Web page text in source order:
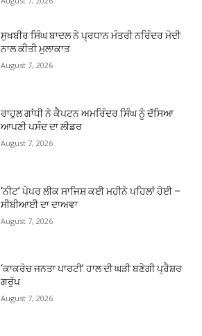
ਸੁਖਬੀਰ ਸਿੰਘ ਬਾਦਲ ਨੇ ਪ੍ਰਧਾਨ ਮੰਤਰੀ ਨਰਿੰਦਰ ਮੋਦੀ
ਨਾਲ ਕੀਤੀ ਮੁਲਾਕਾਤ
August 7, 2026
ਰਾਹੁਲ ਗਾਂਧੀ ਨੇ ਕੈਪਟਨ ਅਮਰਿੰਦਰ ਸਿੰਘ ਨੂੰ ਦੱਸਿਆ
ਆਪਣੀ ਪਸੰਦ ਦਾ ਲੀਡਰ
August 7, 2026
‘ਨੀਟ’ ਪੇਪਰ ਲੀਕ ਸਾਜਿਸ਼ ਕਈ ਮਹੀਨੇ ਪਹਿਲਾਂ ਹੋਈ –
ਸੀਬੀਆਈ ਦਾ ਦਾਅਵਾ
August 7, 2026
‘ਕਾਕਰੋਚ ਜਨਤਾ ਪਾਰਟੀ’ ਹਾਲ ਦੀ ਘੜੀ ਬਣੇਗੀ ਪ੍ਰੈਸ਼ਰ
ਗਰੁੱਪ
August 7, 2026